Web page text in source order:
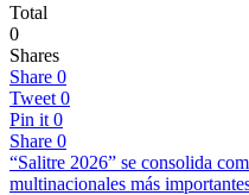
Total
0
Shares
Share 0
Tweet 0
Pin it 0
Share 0
“Salitre 2026” se consolida
multinacionales más